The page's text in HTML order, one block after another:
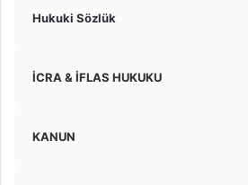
Hukuki Sözlük
İCRA & İFLAS HUKUKU
KANUN